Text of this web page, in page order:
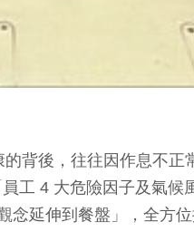
背後，往往因作息不正
工 4 大危險因子及氣
延伸到餐盤」，全方